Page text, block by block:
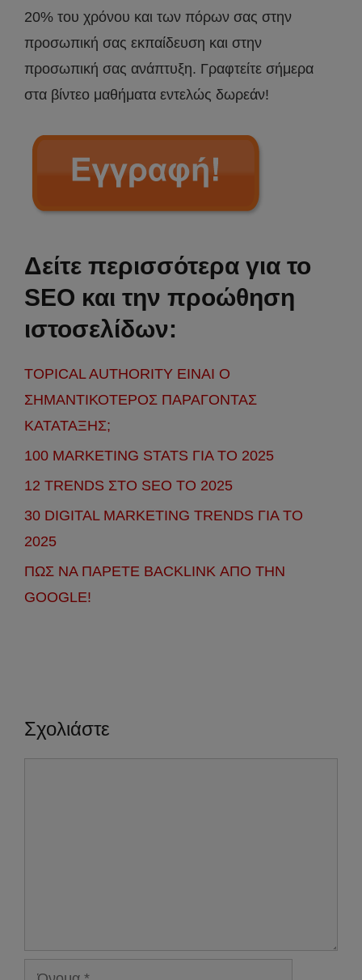
20% του χρόνου και των πόρων σας στην
προσωπική σας εκπαίδευση και στην
προσωπική σας ανάπτυξη. Γραφτείτε σήμερα
στα βίντεο μαθήματα εντελώς δωρεάν!
Δείτε περισσότερα για το
SEO και την προώθηση
ιστοσελίδων:
TOPICAL AUTHORITY ΕΙΝΑΙ Ο
ΣΗΜΑΝΤΙΚΟΤΕΡΟΣ ΠΑΡΑΓΟΝΤΑΣ
ΚΑΤΑΤΑΞΗΣ;
100 MARKETING STATS ΓΙΑ ΤΟ 2025
12 TRENDS ΣΤΟ SEO ΤΟ 2025
30 DIGITAL MARKETING TRENDS ΓΙΑ ΤΟ
2025
ΠΩΣ ΝΑ ΠΑΡΕΤΕ BACKLINK ΑΠΟ ΤΗΝ
GOOGLE!
Σχολιάστε
Όνομα